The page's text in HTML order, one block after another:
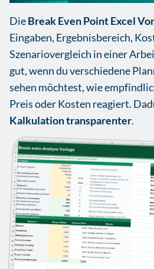
DieBreak Even Point Excel
Eingaben, Ergebnisbereich,
Szenariovergleich in einer
gut, wenn du verschiedene
sehen möchtest, wie
Preis oder Kosten reagiert.
Kalkulation transparenter.